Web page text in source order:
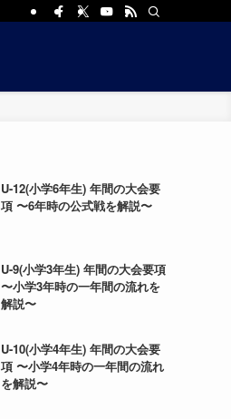
U-12(小学6年生) 年間の大会要
項 〜6年時の公式戦を解説〜
U-9(小学3年生) 年間の大会要項
〜小学3年時の一年間の流れを
解説〜
U-10(小学4年生) 年間の大会要
項 〜小学4年時の一年間の流れ
を解説〜